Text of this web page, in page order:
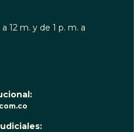
12 m. y de 1 p. m. a